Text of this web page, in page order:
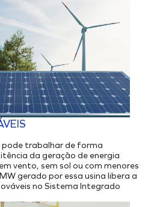
trabalhar de forma
da geração de energia
vento, sem sol ou com menores
gerado por essa usina libera a
no Sistema Integrado